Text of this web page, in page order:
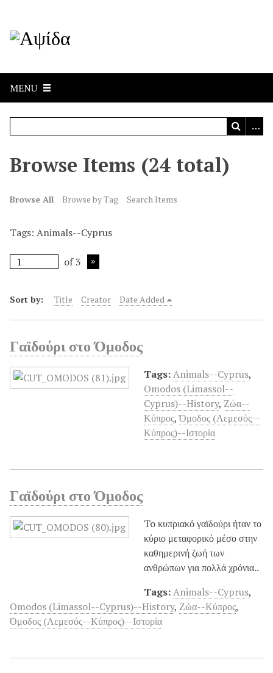
MENU
Browse Items (24 total)
Browse All Browse by Tag Search Items
Tags: Animals--Cyprus
of 3
Sort by: Title Creator Date Added
Γαϊδούρι στο Όμοδος
Tags:Animals--Cyprus,
Omodos (Limassol--
Cyprus)--History, Ζώα--
Κύπρος,Όμοδος (Λεμεσός--
Κύπρος)--Ιστορία
Γαϊδούρι στο Όμοδος
To κυπριακό γαϊδούρι ήταν το
κύριο μεταφορικό μέσο στην
καθημερινή ζωή των
ανθρώπων για πολλά χρόνια..
Tags:Animals--Cyprus,
Omodos (Limassol--Cyprus)--History, Ζώα--Κύπρος,
Όμοδος (Λεμεσός--Κύπρος)--Ιστορία